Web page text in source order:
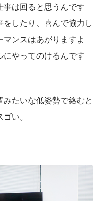
は回ると思うんです
したり、喜んで協力し
ンスはあがりますよ
やってのけるんです
たいな低姿勢で絡むと
い。